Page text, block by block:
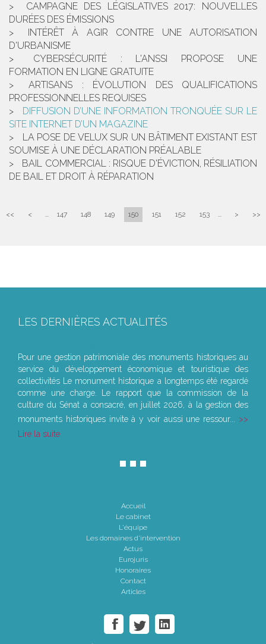
CAMPAGNE DES LÉGISLATIVES 2017: NOUVELLES
DURÉES DES ÉMISSIONS
INTÉRÊT À AGIR CONTRE UNE AUTORISATION
D'URBANISME
CYBERSÉCURITÉ : L'ANSSI PROPOSE UNE
FORMATION EN LIGNE GRATUITE
ARTISANS : ÉVOLUTION DES QUALIFICATIONS
PROFESSIONNELLES REQUISES
DIFFUSION D’UNE INFORMATION TRONQUÉE SUR LE
SITE INTERNET D’UN MAGAZINE
LA POSE DE VELUX SUR UN BÂTIMENT EXISTANT EST
SOUMISE À UNE DÉCLARATION PRÉALABLE
BAIL COMMERCIAL : RISQUE D'ÉVICTION, RÉSILIATION
DE BAIL ET DROIT À RÉPARATION
<< < ... 147 148 149 150 151 152 153 ... > >>
LES DERNIÈRES ACTUALITÉS
Pour une gestion patrimoniale des monuments historiques au
service du développement économique et touristique des
collectivités Le monument historique a longtemps été regardé
comme une charge. Le rapport que la commission de la
culture du Sénat a consacré, en juillet 2026, à la gestion des
monuments historiques invite à y voir aussi une ressour...
Lire la suite
Accueil
Le cabinet
L'équipe
Les domaines d'intervention
Actus
Eurojuris
Honoraires
Contact
Articles